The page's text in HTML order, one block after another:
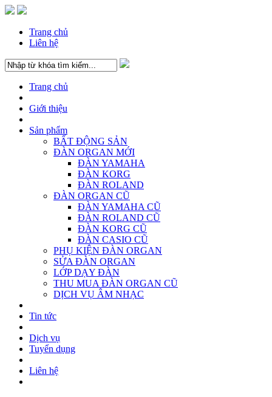
Trang chủ
Liên hệ
Trang chủ
Giới thiệu
Sản phẩm
BẤT ĐỘNG SẢN
ĐÀN ORGAN MỚI
ĐÀN YAMAHA
ĐÀN KORG
ĐÀN ROLAND
ĐÀN ORGAN CŨ
ĐÀN YAMAHA CŨ
ĐÀN ROLAND CŨ
ĐÀN KORG CŨ
ĐÀN CASIO CŨ
PHỤ KIỆN ĐÀN ORGAN
SỬA ĐÀN ORGAN
LỚP DẠY ĐÀN
THU MUA ĐÀN ORGAN CŨ
DỊCH VỤ ÂM NHẠC
Tin tức
Dịch vụ
Tuyển dụng
Liên hệ